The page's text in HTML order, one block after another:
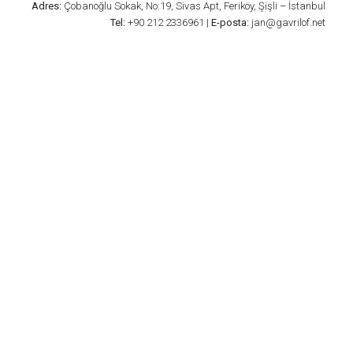
Adres: Çobanoğlu Sokak, No:19, Sivas Apt, Feriköy, Şişli – İstanbul
Tel: +90 212 2336961 | E-posta: jan@gavrilof.net